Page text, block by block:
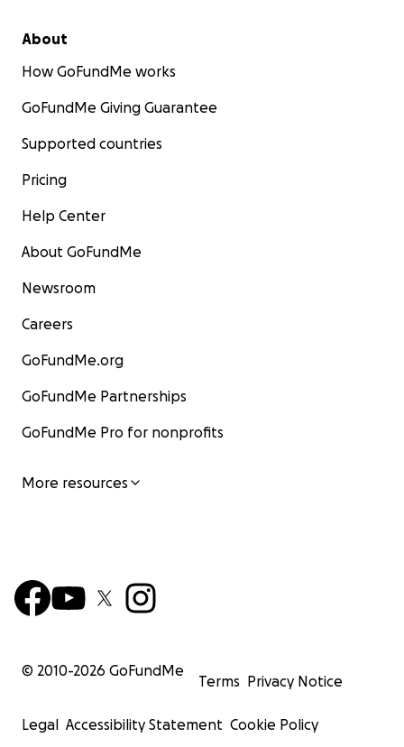
About
How GoFundMe works
GoFundMe Giving Guarantee
Supported countries
Pricing
Help Center
About GoFundMe
Newsroom
Careers
GoFundMe.org
GoFundMe Partnerships
GoFundMe Pro for nonprofits
More resources
© 2010-2026 GoFundMe
Terms Privacy Notice
Legal Accessibility Statement Cookie Policy